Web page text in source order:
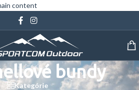
content
bundy
Kategórie